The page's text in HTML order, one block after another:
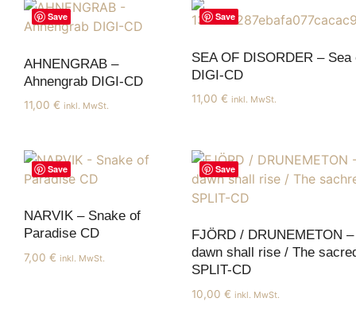
Save
AHNENGRAB –
Ahnengrab DIGI-CD
11,00 € inkl. MwSt.
Save
SEA OF DISORDER –
DIGI-CD
11,00 € inkl. MwSt.
Save
NARVIK – Snake of
Paradise CD
7,00 € inkl. MwSt.
Save
FJÖRD / DRUNEMETON –
dawn shall rise / The
SPLIT-CD
10,00 € inkl. MwSt.